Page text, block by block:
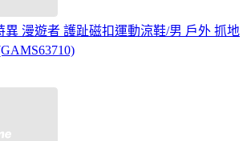
異 漫遊者 護趾磁扣運動涼鞋/男 戶外 抓地